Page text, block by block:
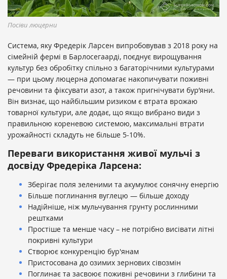
Посіви люцерни
Система, яку Фредерік Ларсен випробовував з 2018 року на
сімейній фермі в Барлосегаарді, поєднує вирощування
культур без обробітку спільно з багаторічними культурами
— при цьому люцерна допомагає накопичувати поживні
речовини та фіксувати азот, а також пригнічувати бур’яни.
Він визнає, що найбільшим ризиком є ​​втрата врожаю
товарної культури, але додає, що якщо вибрано види з
правильною кореневою системою, максимальні втрати
урожайності складуть не більше 5-10%.
Переваги використання живої мульчі з
досвіду Фредеріка Ларсена:
Зберігає поля зеленими та акумулює сонячну енергію
Більше поглинання вуглецю — більше доходу
Надійніше, ніж мульчування грунту рослинними
рештками
Простіше та менше часу – не потрібно висівати літні
покривні культури
Створює конкуренцію бур'янам
Пристосована до озимих зернових сівозмін
Поглинає та засвоює поживні речовини з глибини та